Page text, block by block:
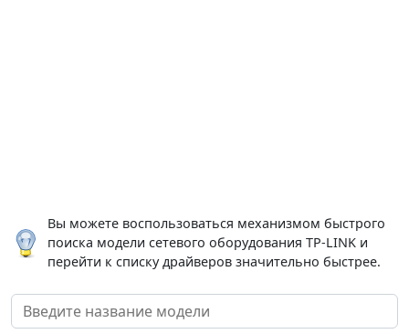
Вы можете воспользоваться механизмом быстрого
поиска модели сетевого оборудования TP-LINK и
перейти к списку драйверов значительно быстрее.